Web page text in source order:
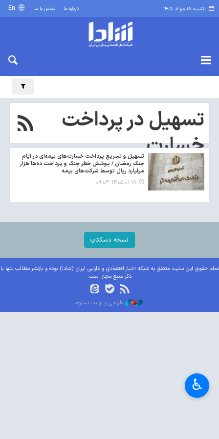
یکشنبه ۱۸ مرداد ۱۴۰۵ درباره ما تماس با ما
تسهیل در پرداخت
خسارت تسهیل و تسریع پرداخت خسارت‌های بیمه‌ای در ایام
جنگ رمضان / پوشش خطر جنگ و پرداخت ده‌ها هزار
میلیارد ریال توسط شرکت‌های بیمه
۱۴۰۵-۰۱-۱۸ ۰۹:۰۴
نسخه دسکتاپ
تمام حقوق این سایت متعلق به شبکه اخبار اقتصادی و دارایی ایران (شادا) بوده و بازنشر مطالب تنها با
ذکر منبع مجاز است.
طراحی و تولید: نستوه
♿︎